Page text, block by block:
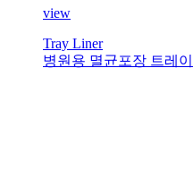
view
Tray Liner
병원용 멸균포장 트레